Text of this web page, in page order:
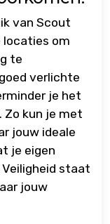
van Scout
locaties om
te
verlichte
je het
Zo kun je met
jouw ideale
je eigen
staat
jouw